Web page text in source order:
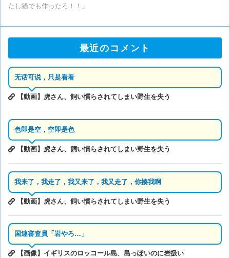
たし猫でも作ったろ！！」
最近のコメント
无话可说，只是看看
【動画】虎さん、飼い慣らされてしまい野生を失う
色即是空，空即是色
【動画】虎さん、飼い慣らされてしまい野生を失う
我来了，我走了，我又来了，我又走了，你揍我啊
【動画】虎さん、飼い慣らされてしまい野生を失う
国連審査員「岩やろ…」
【画像】イギリスのロッコール島、島っぽいのに岩扱い